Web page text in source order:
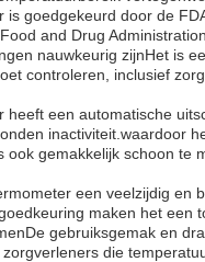
is goedgekeurd door de
and Drug
nauwkeurig zijnHet is
controleren, inclusief
heeft een automatische
inactiviteit.waardoor
ook gemakkelijk schoon te
een veelzijdig en
maken het een
gebruiksgemak en
die